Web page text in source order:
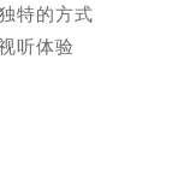
特的方式
听体验